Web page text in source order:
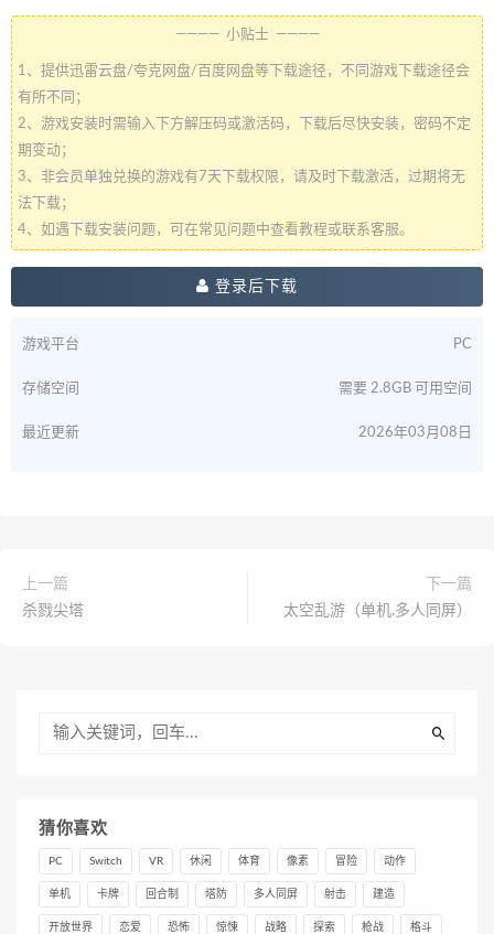
———— 小贴士 ————
1、提供迅雷云盘/夸克网盘/百度网盘等下载途径，不同游戏下载途径会
有所不同；
2、游戏安装时需输入下方解压码或激活码，下载后尽快安装，密码不定
期变动；
3、非会员单独兑换的游戏有7天下载权限，请及时下载激活，过期将无
法下载；
4、如遇下载安装问题，可在常见问题中查看教程或联系客服。
登录后下载
游戏平台 PC
存储空间 需要 2.8GB 可用空间
最近更新 2026年03月08日
上一篇
杀戮尖塔
下一篇
太空乱游（单机.多人同屏）
猜你喜欢
PC Switch VR 休闲 体育 像素 冒险 动作
单机 卡牌 回合制 塔防 多人同屏 射击 建造
开放世界 恋爱 恐怖 惊悚 战略 探索 枪战 格斗